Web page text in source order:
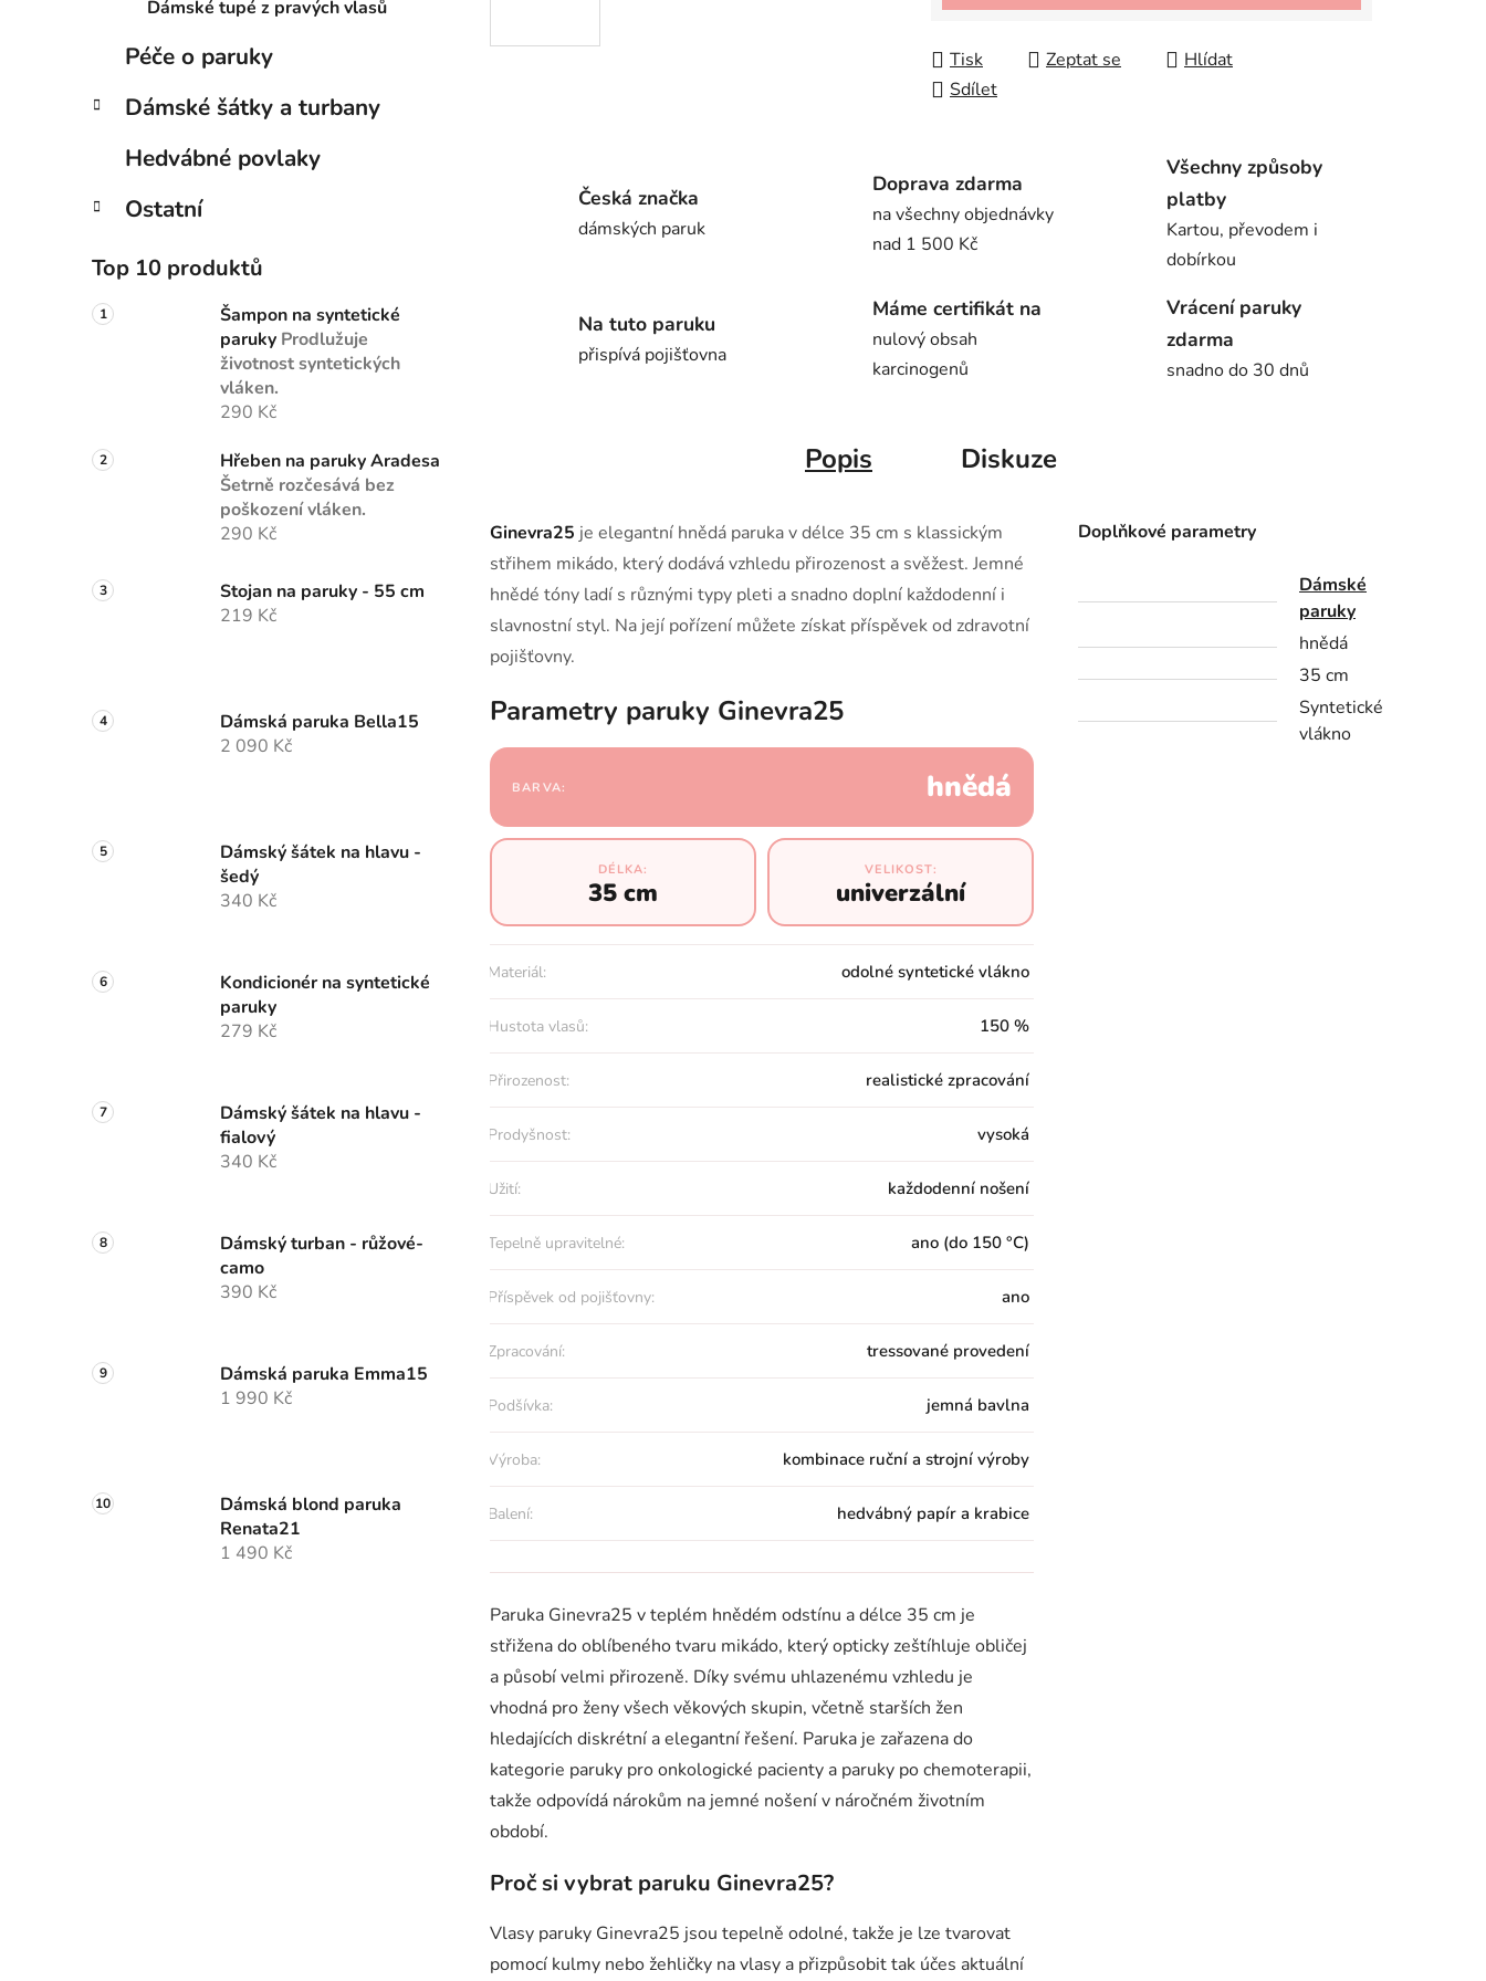
Dámské tupé z pravých vlasů
Péče o paruky
Dámské šátky a turbany
Hedvábné povlaky
Ostatní
Top 10 produktů
Šampon na syntetické
paruky Prodlužuje
životnost syntetických
vláken.
290 Kč
Hřeben na paruky Aradesa
Šetrně rozčesává bez
poškození vláken.
290 Kč
Stojan na paruky - 55 cm
219 Kč
Dámská paruka Bella15
2 090 Kč
Dámský šátek na hlavu -
šedý
340 Kč
Kondicionér na syntetické
paruky
279 Kč
Dámský šátek na hlavu -
fialový
340 Kč
Dámský turban - růžové-
camo
390 Kč
Dámská paruka Emma15
1 990 Kč
Dámská blond paruka
Renata21
1 490 Kč
Tisk Zeptat se
Hlídat
Sdílet
Česká značka
dámských paruk
Doprava zdarma
na všechny objednávky
nad 1 500 Kč
Všechny způsoby
platby
Kartou, převodem i
dobírkou
Na tuto paruku
přispívá pojišťovna
Máme certifikát na
nulový obsah
karcinogenů
Vrácení paruky
zdarma
snadno do 30 dnů
Popis Diskuze
Ginevra25 je elegantní hnědá paruka v délce 35 cm s klassickým
střihem mikádo, který dodává vzhledu přirozenost a svěžest. Jemné
hnědé tóny ladí s různými typy pleti a snadno doplní každodenní i
slavnostní styl. Na její pořízení můžete získat příspěvek od zdravotní
pojišťovny.
Parametry paruky Ginevra25
BARVA: hnědá
DÉLKA:
35 cm
VELIKOST:
univerzální
Materiál: odolné syntetické vlákno
Hustota vlasů: 150 %
Přirozenost: realistické zpracování
Prodyšnost: vysoká
Užití: každodenní nošení
Tepelně upravitelné: ano (do 150 °C)
Příspěvek od pojišťovny: ano
Zpracování: tressované provedení
Podšívka: jemná bavlna
Výroba: kombinace ruční a strojní výroby
Balení: hedvábný papír a krabice
Paruka Ginevra25 v teplém hnědém odstínu a délce 35 cm je
střižena do oblíbeného tvaru mikádo, který opticky zeštíhluje obličej
a působí velmi přirozeně. Díky svému uhlazenému vzhledu je
vhodná pro ženy všech věkových skupin, včetně starších žen
hledajících diskrétní a elegantní řešení. Paruka je zařazena do
kategorie paruky pro onkologické pacienty a paruky po chemoterapii,
takže odpovídá nárokům na jemné nošení v náročném životním
období.
Proč si vybrat paruku Ginevra25?
Vlasy paruky Ginevra25 jsou tepelně odolné, takže je lze tvarovat
pomocí kulmy nebo žehličky na vlasy a přizpůsobit tak účes aktuální
Doplňkové parametry
Dámské
paruky
hnědá
35 cm
Syntetické
vlákno